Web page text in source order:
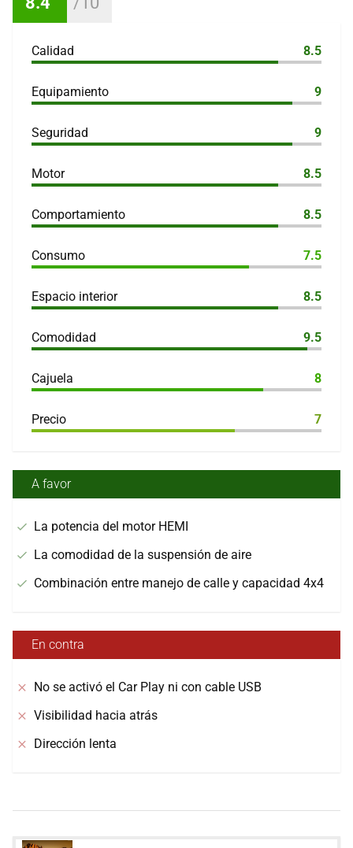
Calidad 8.5
Equipamiento 9
Seguridad 9
Motor 8.5
Comportamiento 8.5
Consumo 7.5
Espacio interior 8.5
Comodidad 9.5
Cajuela 8
Precio 7
A favor
La potencia del motor HEMI
La comodidad de la suspensión de aire
Combinación entre manejo de calle y capacidad 4x4
En contra
No se activó el Car Play ni con cable USB
Visibilidad hacia atrás
Dirección lenta